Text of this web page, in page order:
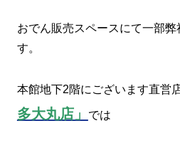
おでん販売スペースにて一部弊
す。
本館地下2階にございます直営
多大丸店」
では